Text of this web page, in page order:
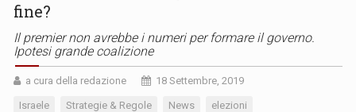
fine?
Il premier non avrebbe i numeri per formare il governo.
Ipotesi grande coalizione
a cura della redazione 18 Settembre, 2019
Israele Strategie & Regole News elezioni